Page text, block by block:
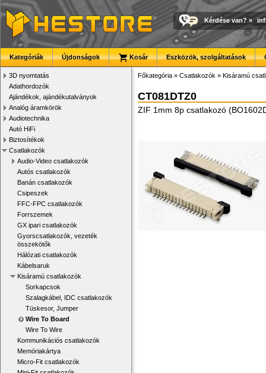
Kérdése van? »
Kategóriák Újdonságok Kosár Eszközök, szolgáltatások
3D nyomtatás
Adathordozók
Ajándékok, ajándékutalványok
Analóg áramkörök
Audiotechnika
Autó HiFi
Biztosítékok
Csatlakozók
Audio-Video csatlakozók
Autós csatlakozók
Banán csatlakozók
Csipeszek
FFC-FPC csatlakozók
Forrszemek
GX ipari csatlakozók
Gyorscsatlakozók, vezeték
összekötők
Hálózati csatlakozók
Kábelsaruk
Kisáramú csatlakozók
Sorkapcsok
Szalagkábel, IDC csatlakozók
Tüskesor, Jumper
Wire To Board
Wire To Wire
Kommunikációs csatlakozók
Memóriakártya
Micro-Fit csatlakozók
Főkategória » Csatlakozók » Kisáramú
CT081DTZ0
ZIF 1mm 8p csatlakozó